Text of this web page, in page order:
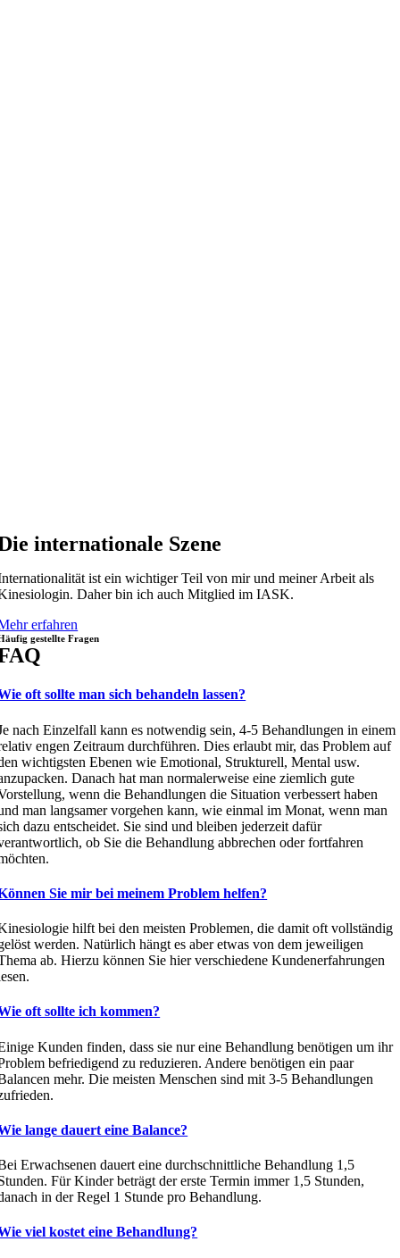
internationale Szene
ist ein wichtiger Teil von mir und meiner Arbeit als
Daher bin ich auch Mitglied im IASK.
erfahren
gestellte Fragen
oft sollte man sich behandeln lassen?
nach Einzelfall kann es notwendig sein, 4-5 Behandlungen in einem
engen Zeitraum durchführen. Dies erlaubt mir, das Problem auf
wichtigsten Ebenen wie Emotional, Strukturell, Mental usw.
Danach hat man normalerweise eine ziemlich gute
wenn die Behandlungen die Situation verbessert haben
man langsamer vorgehen kann, wie einmal im Monat, wenn man
dazu entscheidet. Sie sind und bleiben jederzeit dafür
ob Sie die Behandlung abbrechen oder fortfahren
Sie mir bei meinem Problem helfen?
hilft bei den meisten Problemen, die damit oft vollständig
werden. Natürlich hängt es aber etwas von dem jeweiligen
ab. Hierzu können Sie hier verschiedene Kundenerfahrungen
oft sollte ich kommen?
Kunden finden, dass sie nur eine Behandlung benötigen um ihr
befriedigend zu reduzieren. Andere benötigen ein paar
mehr. Die meisten Menschen sind mit 3-5 Behandlungen
lange dauert eine Balance?
Erwachsenen dauert eine durchschnittliche Behandlung 1,5
Für Kinder beträgt der erste Termin immer 1,5 Stunden,
in der Regel 1 Stunde pro Behandlung.
viel kostet eine Behandlung?